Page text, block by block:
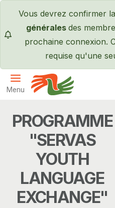
Vous devrez confirmer
générales des
prochaine connexion.
requise qu'une
Menu
PROGRAMME
"SERVAS
YOUTH
LANGUAGE
EXCHANGE"